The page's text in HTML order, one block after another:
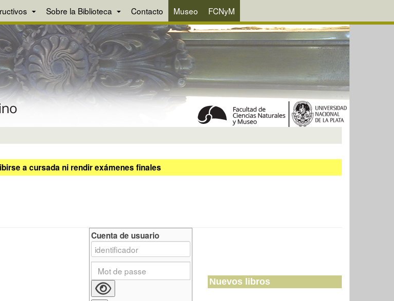
Sobre la Biblioteca Contacto Museo FCNyM
a cursada ni rendir exámenes finales
Cuenta de usuario
Nuevos libros